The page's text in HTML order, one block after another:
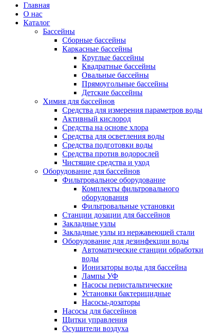
Главная
О нас
Каталог
Бассейны
Сборные бассейны
Каркасные бассейны
Круглые бассейны
Квадратные бассейны
Овальные бассейны
Прямоугольные бассейны
Детские бассейны
Химия для бассейнов
Средства для измерения параметров воды
Активный кислород
Средства на основе хлора
Средства для осветления воды
Средства подготовки воды
Средства против водорослей
Чистящие средства и уход
Оборудование для бассейнов
Фильтровальное оборудование
Комплекты фильтровального
оборудования
Фильтровальные установки
Станции дозации для бассейнов
Закладные узлы
Закладные узлы из нержавеющей стали
Оборудование для дезинфекции воды
Автоматические станции обработки
воды
Ионизаторы воды для бассейна
Лампы УФ
Насосы перистальтические
Установки бактерицидные
Насосы-дозаторы
Насосы для бассейнов
Щитки управления
Осушители воздуха